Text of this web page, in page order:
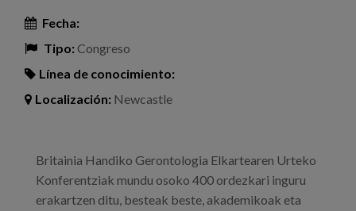
Fecha:
Tipo:Congreso
Línea de conocimiento:
Localización: Newcastle
Britainia Handiko Gerontologia Elkartearen Urteko
Konferentziak mundu osoko 400 ordezkari inguru
erakartzen ditu, besteak beste, akademikoak eta